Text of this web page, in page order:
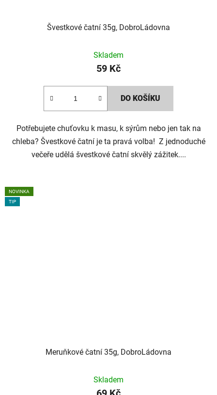
Švestkové čatní 35g, DobroLádovna
Skladem
59 Kč
DO KOŠÍKU
Potřebujete chuťovku k masu, k sýrům nebo jen tak na
chleba? Švestkové čatní je ta pravá volba! Z jednoduché
večeře udělá švestkové čatní skvělý zážitek....
NOVINKA
TIP
Meruňkové čatní 35g, DobroLádovna
Skladem